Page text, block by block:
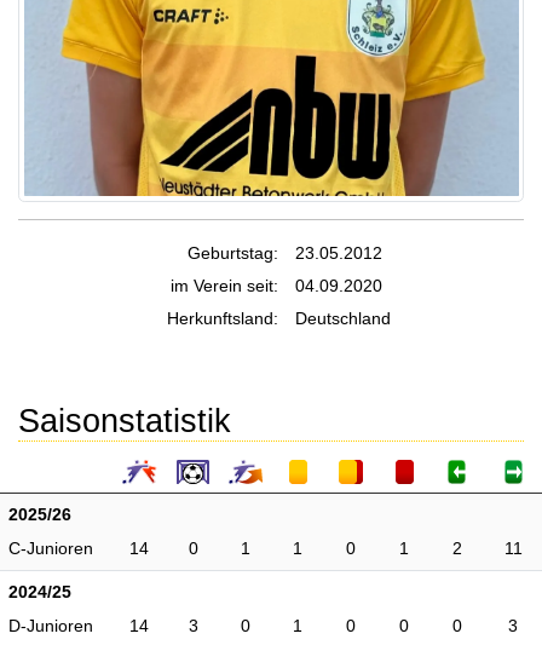
Geburtstag:
23.05.2012
im Verein seit:
04.09.2020
Herkunftsland:
Deutschland
Saisonstatistik
2025/26
C-Junioren
14 0 1 1 0 1 2 11
2024/25
D-Junioren
14 3 0 1 0 0 0 3